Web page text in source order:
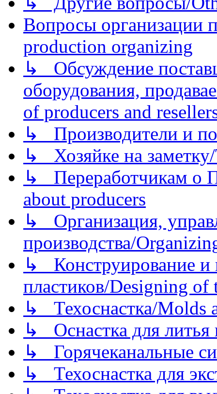
Вопросы организации
production organizing
↳ Обсуждение
оборудования,
of producers and
↳ Производители и
↳ Хозяйке на
↳ Переработчикам о
about producers
↳ Организация,
производства/
↳ Конструирование и
пластиков/Designing of
↳ Техоснастка/Molds
↳ Оснастка для литья
↳ Горячеканальные
↳ Техоснастка для